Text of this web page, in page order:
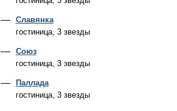
Славянка
гостиница, 3 звезды
Союз
гостиница, 3 звезды
Паллада
гостиница, 3 звезды